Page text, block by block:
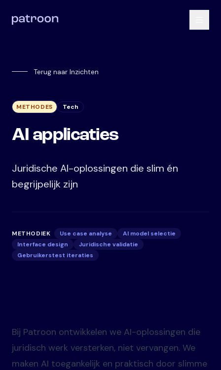
Terug naar Inzichten
METHODES Tech
AI applicaties
Juridische AI-oplossingen die slim én
begrijpelijk zijn
METHODIEK Use case analyse
AI model selectie
Interface design
Juridische validatie
Gebruikerstest iteraties
Bij Patroon ontwikkelen we AI-oplossingen die
juridisch werk versterken, niet vervangen. We
maken AI toegankelijk en praktisch door slimme